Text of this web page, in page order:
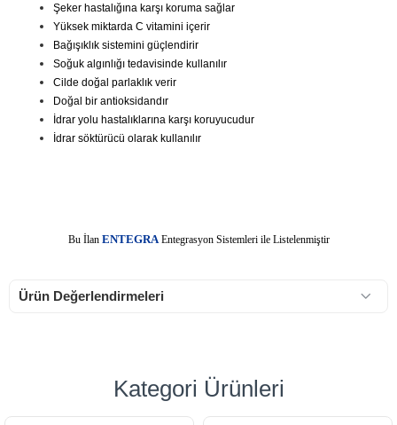
Şeker hastalığına karşı koruma sağlar
Yüksek miktarda C vitamini içerir
Bağışıklık sistemini güçlendirir
Soğuk algınlığı tedavisinde kullanılır
Cilde doğal parlaklık verir
Doğal bir antioksidandır
İdrar yolu hastalıklarına karşı koruyucudur
İdrar söktürücü olarak kullanılır
Bu İlan ENTEGRAEntegrasyon Sistemleri ile Listelenmiştir
Ürün Değerlendirmeleri
Kategori Ürünleri